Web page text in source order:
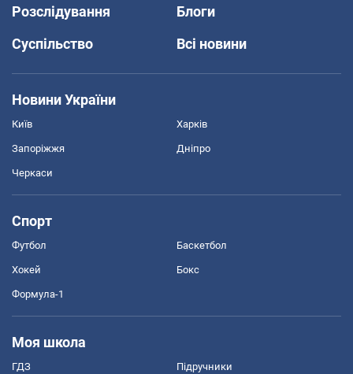
Розслідування
Блоги
Суспільство
Всі новини
Новини України
Київ Харків
Запоріжжя Дніпро
Черкаси
Спорт
Футбол Баскетбол
Хокей Бокс
Формула-1
Моя школа
ГДЗ Підручники